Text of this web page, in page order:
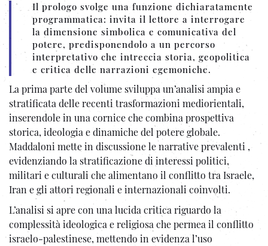
Il prologo svolge una funzione dichiaratamente
programmatica: invita il lettore a interrogare
la dimensione simbolica e comunicativa del
potere, predisponendolo a un percorso
interpretativo che intreccia storia, geopolitica
e critica delle narrazioni egemoniche.
La prima parte del volume sviluppa un’analisi ampia e
stratificata delle recenti trasformazioni mediorientali,
inserendole in una cornice che combina prospettiva
storica, ideologia e dinamiche del potere globale.
Maddaloni mette in discussione le narrative prevalenti ,
evidenziando la stratificazione di interessi politici,
militari e culturali che alimentano il conflitto tra Israele,
Iran e gli attori regionali e internazionali coinvolti.
L’analisi si apre con una lucida critica riguardo la
complessità ideologica e religiosa che permea il conflitto
israelo-palestinese, mettendo in evidenza l’uso